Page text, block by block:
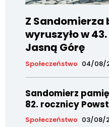
Z
wyruszyło w
Jasną Górę
Społeczeństwo 04/08/
Sandomierz
82. rocznicy
Społeczeństwo 03/08/